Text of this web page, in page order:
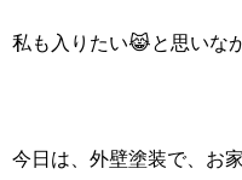
私も入りたい😹と思いな
今日は、外壁塗装で、お